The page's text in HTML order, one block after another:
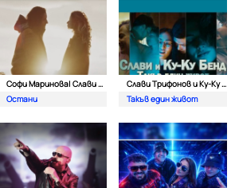
Софи Маринова| Слави Трифонов и Ку-Ку Бенд
Остани
Слави Трифонов и Ку-Kу Бенд
Такъв един живот